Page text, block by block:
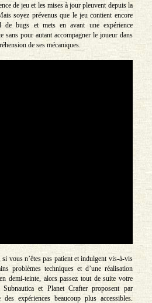
de jeu et les mises à jour pleuvent depuis la
soyez prévenus que le jeu contient encore
de bugs et mets en avant une expérience
sans pour autant accompagner le joueur dans
de ses mécaniques.
si vous n’êtes pas patient et indulgent vis-à-vis
problèmes techniques et d’une réalisation
demi-teinte, alors passez tout de suite votre
Subnautica et Planet Crafter proposent par
des expériences beaucoup plus accessibles.